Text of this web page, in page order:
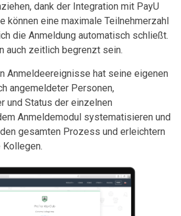
dank der Integration mit PayU
können eine maximale Teilnehmerzahl
die Anmeldung automatisch schließt.
auch zeitlich begrenzt sein.
Anmeldeereignisse hat seine eigenen
angemeldeter Personen,
und Status der einzelnen
Anmeldemodul systematisieren und
gesamten Prozess und erleichtern
Kollegen.